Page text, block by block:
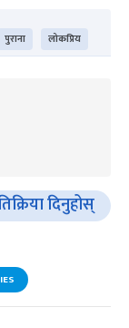
पुराना लोकप्रिय
दिनुहोस्